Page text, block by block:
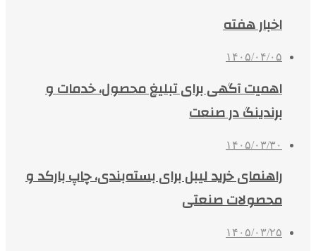
اخبار هفته
۱۴۰۵/۰۴/۰۵
اهمیت آگهی برای تبلیغ محصول، خدمات و
برندینگ در صنعت
۱۴۰۵/۰۳/۳۰
راهنمای خرید لیبل برای بسته‌بندی، چاپ بارکد و
محصولات صنعتی
۱۴۰۵/۰۳/۲۵